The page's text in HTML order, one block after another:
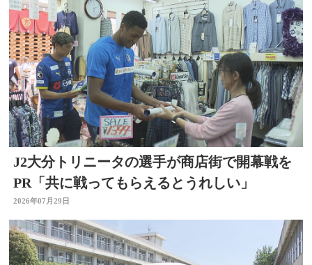
J2大分トリニータの選手が商店街で開幕戦を
PR「共に戦ってもらえるとうれしい」
2026年07月29日